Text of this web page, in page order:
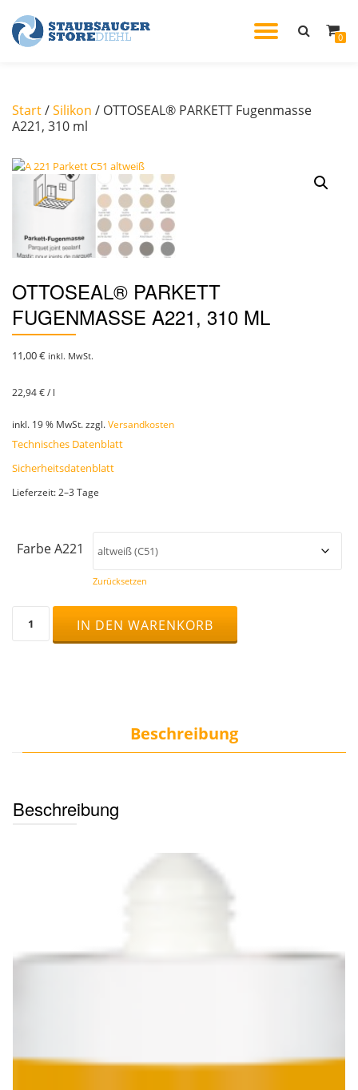
Skip
0
Start/Silikon / OTTOSEAL® PARKETT Fugenmasse
A221, 310 ml
OTTOSEAL® PARKETT
FUGENMASSE A221, 310 ML
11,00€ inkl. MwSt.
22,94€/ l
inkl. 19 % MwSt. zzgl. Versandkosten
Technisches Datenblatt
Sicherheitsdatenblatt
Lieferzeit: 2–3 Tage
Farbe A221
Zurücksetzen
PARKETT
Fugenmasse
IN DEN WARENKORB
Beschreibung
Beschreibung